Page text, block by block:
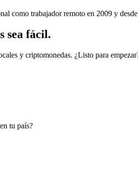
como trabajador remoto en 2009 y
sea fácil.
y criptomonedas. ¿Listo para
tu país?